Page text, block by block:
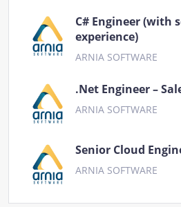
C# Engineer (with
experience)
ARNIA SOFTWARE
.Net Engineer –
ARNIA SOFTWARE
Senior Cloud
ARNIA SOFTWARE